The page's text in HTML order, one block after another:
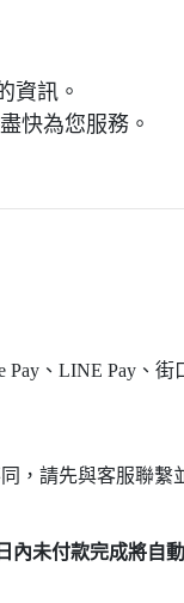
資訊。
快為您服務。
、LINE Pay、街
，請先與客服聯繫
內未付款完成將自